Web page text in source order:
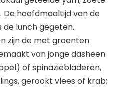
hoofdmaaltijd van de
lunch gegeten.
zijn de met groenten
van jonge dasheen
of spinaziebladeren,
gerookt vlees of krab;